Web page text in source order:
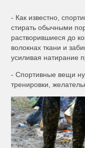
- Как известно,
стирать обычными
растворившиеся до
волокнах ткани и
усиливая натирание
- Спортивные вещи
тренировки,